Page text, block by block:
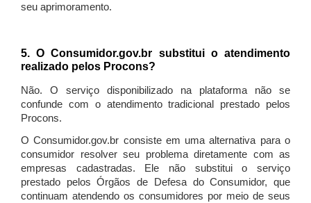
seu aprimoramento.
5. O Consumidor.gov.br substitui o atendimento
realizado pelos Procons?
Não. O serviço disponibilizado na plataforma não se
confunde com o atendimento tradicional prestado pelos
Procons.
O Consumidor.gov.br consiste em uma alternativa para o
consumidor resolver seu problema diretamente com as
empresas cadastradas. Ele não substitui o serviço
prestado pelos Órgãos de Defesa do Consumidor, que
continuam atendendo os consumidores por meio de seus